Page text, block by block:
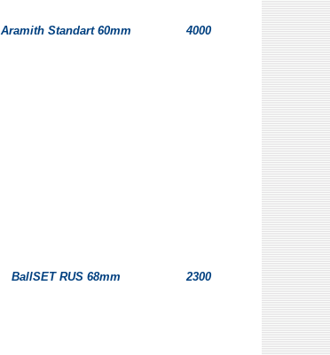
Aramith Standart 60mm 4000
BallSET RUS 68mm 2300